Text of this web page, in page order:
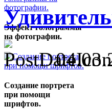
Эффект голограммы
на фотографии.
Создание портрета
при помощи
шрифтов.